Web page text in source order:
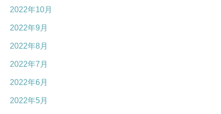
2022年10月
2022年9月
2022年8月
2022年7月
2022年6月
2022年5月